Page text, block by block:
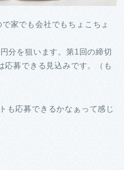
家でも会社でもちょこちょ
分を狙います。第1回の締切
応募できる見込みです。（も
も応募できるかなぁって感じ